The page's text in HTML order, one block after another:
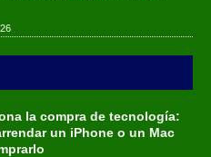
la compra de tecnología:
un iPhone o un Mac